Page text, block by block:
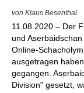
von Klaus Besenthal
11.08.2020 – Der
und
Online-
ausgetragen
gegangen.
Division" gesetzt,